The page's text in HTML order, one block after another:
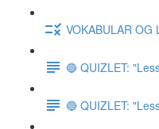
VOKABULAR OG
🔵 QUIZLET:
🔵 QUIZLET: